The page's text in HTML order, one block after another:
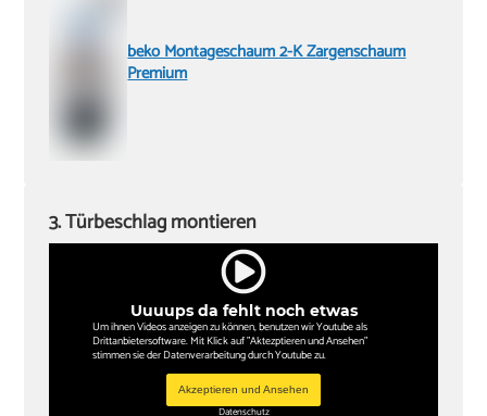
beko Montageschaum 2-K Zargenschaum
Premium
Uuuups da fehlt noch etwas
Um ihnen Videos anzeigen zu können, benutzen wir Youtube als
Drittanbietersoftware. Mit Klick auf "Aktezptieren und Ansehen"
stimmen sie der Datenverarbeitung durch Youtube zu.
Akzeptieren und Ansehen
Datenschutz
3. Türbeschlag montieren